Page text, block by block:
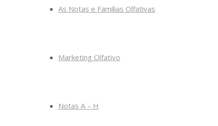
As Notas e Famílias Olfativas
Marketing Olfativo
Notas A – H